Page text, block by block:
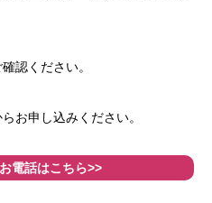
認ください。
お申し込みください。
電話はこちら>>